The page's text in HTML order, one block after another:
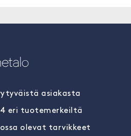
asiakasta
eri tuotemerkeiltä
olevat tarvikkeet